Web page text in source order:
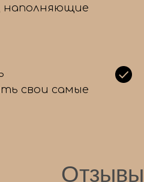
наполняющие
свои самые
Отзывы